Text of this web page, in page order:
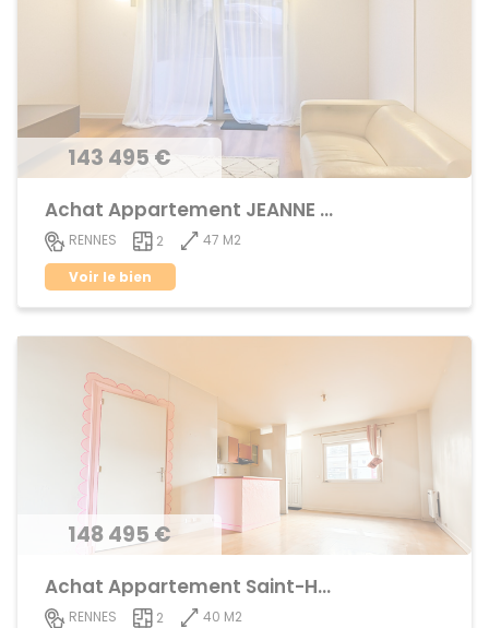
143 495 €
Achat Appartement JEANNE d'ARC - BEAULIEU
RENNES 2
47 M2
Voir le bien
148 495 €
Achat Appartement Saint-Helier
RENNES 2
40 M2